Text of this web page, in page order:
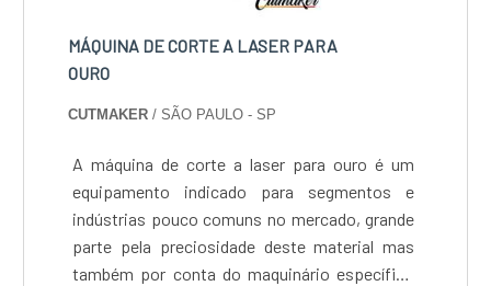
MÁQUINA DE CORTE A LASER PARA
OURO
CUTMAKER / SÃO PAULO - SP
A máquina de corte a laser para ouro é um
equipamento indicado para segmentos e
indústrias pouco comuns no mercado, grande
parte pela preciosidade deste material mas
também por conta do maquinário específico